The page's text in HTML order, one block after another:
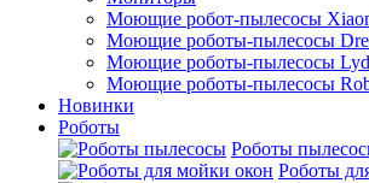
Моющие робот-пылесосы
Моющие роботы-пылесосы
Моющие роботы-пылесосы
Моющие роботы-пылесосы
Новинки
Роботы
Роботы
Роботы